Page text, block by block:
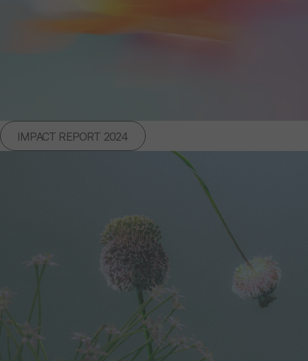
IMPACT REPORT 2024